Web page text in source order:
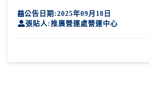
公告日期:2025年09月18日
張貼人:推廣營運處營運中心